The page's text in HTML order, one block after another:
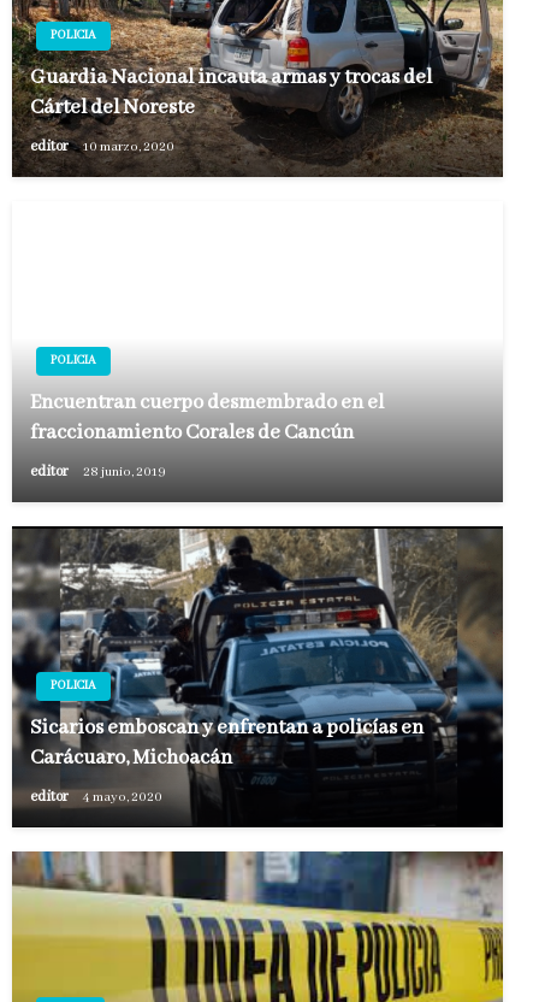
POLICIA
Guardia Nacional incauta armas y trocas del
Cártel del Noreste
editor 10 marzo, 2020
POLICIA
Encuentran cuerpo desmembrado en el
fraccionamiento Corales de Cancún
editor 28 junio, 2019
POLICIA
Sicarios emboscan y enfrentan a policías en
Carácuaro, Michoacán
editor 4 mayo, 2020